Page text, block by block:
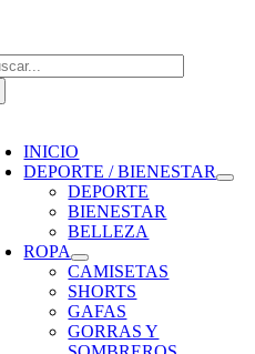
INICIO
DEPORTE / BIENESTAR
DEPORTE
BIENESTAR
BELLEZA
ROPA
CAMISETAS
SHORTS
GAFAS
GORRAS Y